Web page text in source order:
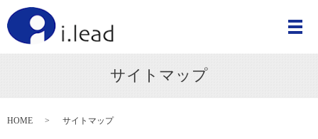
メ
サイトマップ
HOME サイトマップ